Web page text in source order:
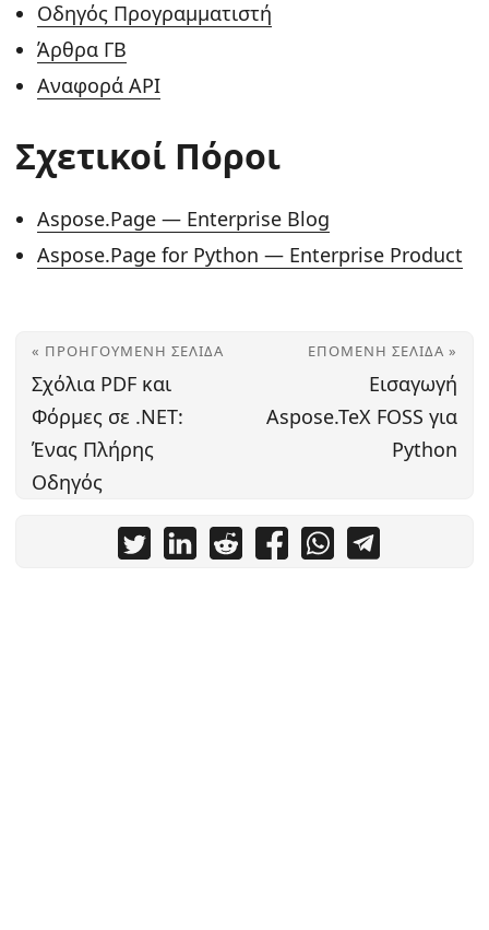
Οδηγός Προγραμματιστή
Άρθρα ΓΒ
Αναφορά API
Σχετικοί Πόροι
Aspose.Page — Enterprise Blog
Aspose.Page for Python — Enterprise Product
« ΠΡΟΗΓΟΎΜΕΝΗ ΣΕΛΊΔΑ
Σχόλια PDF και
Φόρμες σε .NET:
Ένας Πλήρης
Οδηγός
ΕΠΌΜΕΝΗ ΣΕΛΊΔΑ »
Εισαγωγή
Aspose.TeX FOSS για
Python